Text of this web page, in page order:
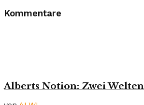
Kommentare
Alberts Notion: Zwei Welten